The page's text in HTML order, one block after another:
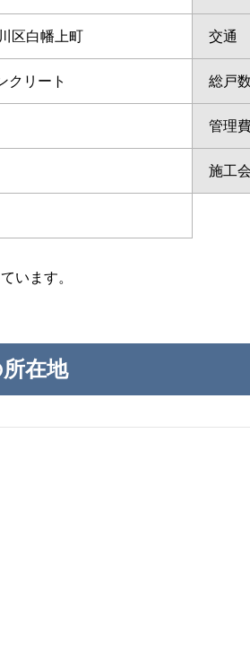
区白幡上町 交通
クリート 総戸数
管理
施工
います。
在地